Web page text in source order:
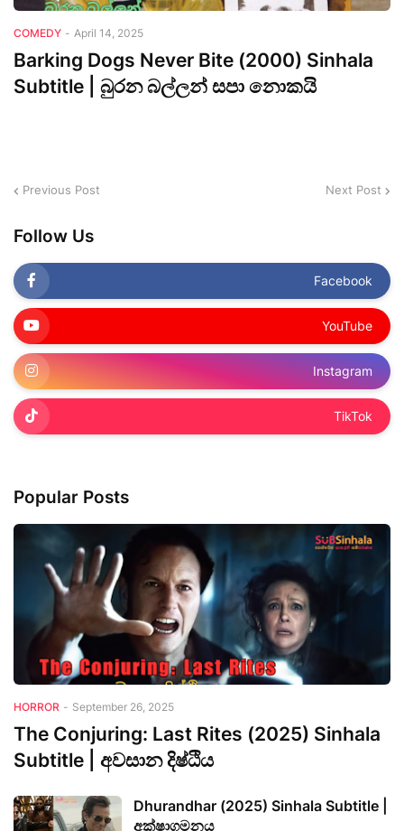
COMEDY - April 14, 2025
Barking Dogs Never Bite (2000) Sinhala
Subtitle | බුරන බල්ලන් සපා නොකයි
Previous Post Next Post
Follow Us
Facebook
YouTube
Instagram
TikTok
Popular Posts
HORROR - September 26, 2025
The Conjuring: Last Rites (2025) Sinhala
Subtitle | අවසාන දිෂ්ඨිය
Dhurandhar (2025) Sinhala Subtitle |
අක්ෂාගමනය